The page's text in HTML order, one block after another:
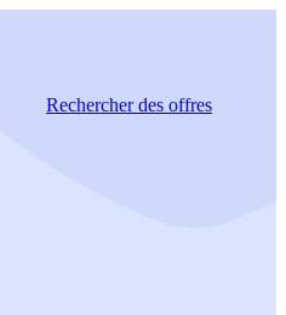
Rechercherdes offres